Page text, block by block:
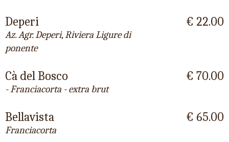
Deperi
Az. Agr. Deperi, Riviera Ligure di
ponente
€ 22.00
Cà del Bosco
- Franciacorta - extra brut
€ 70.00
Bellavista
Franciacorta
€ 65.00